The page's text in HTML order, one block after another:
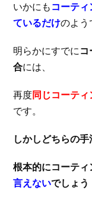
いかにも コーテ
ているだけのよう
明らかにすでに
合には、
再度同じコーテ
です。
しかしどちらの手
根本的にコーテ
言えないでしょう